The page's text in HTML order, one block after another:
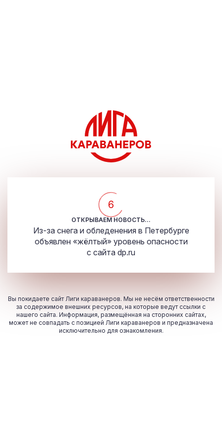
5
ОТКРЫВАЕМ НОВОСТЬ...
Из-за снега и обледенения в Петербурге
объявлен «жёлтый» уровень опасности
с сайта dp.ru
Вы покидаете сайт Лиги караванеров. Мы не несём ответственности
за содержимое внешних ресурсов, на которые ведут ссылки с
нашего сайта. Информация, размещённая на сторонних сайтах,
может не совпадать с позицией Лиги караванеров и предназначена
исключительно для ознакомления.